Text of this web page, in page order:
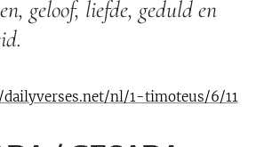
geloof, liefde, geduld en
nl/1-timoteus/6/11